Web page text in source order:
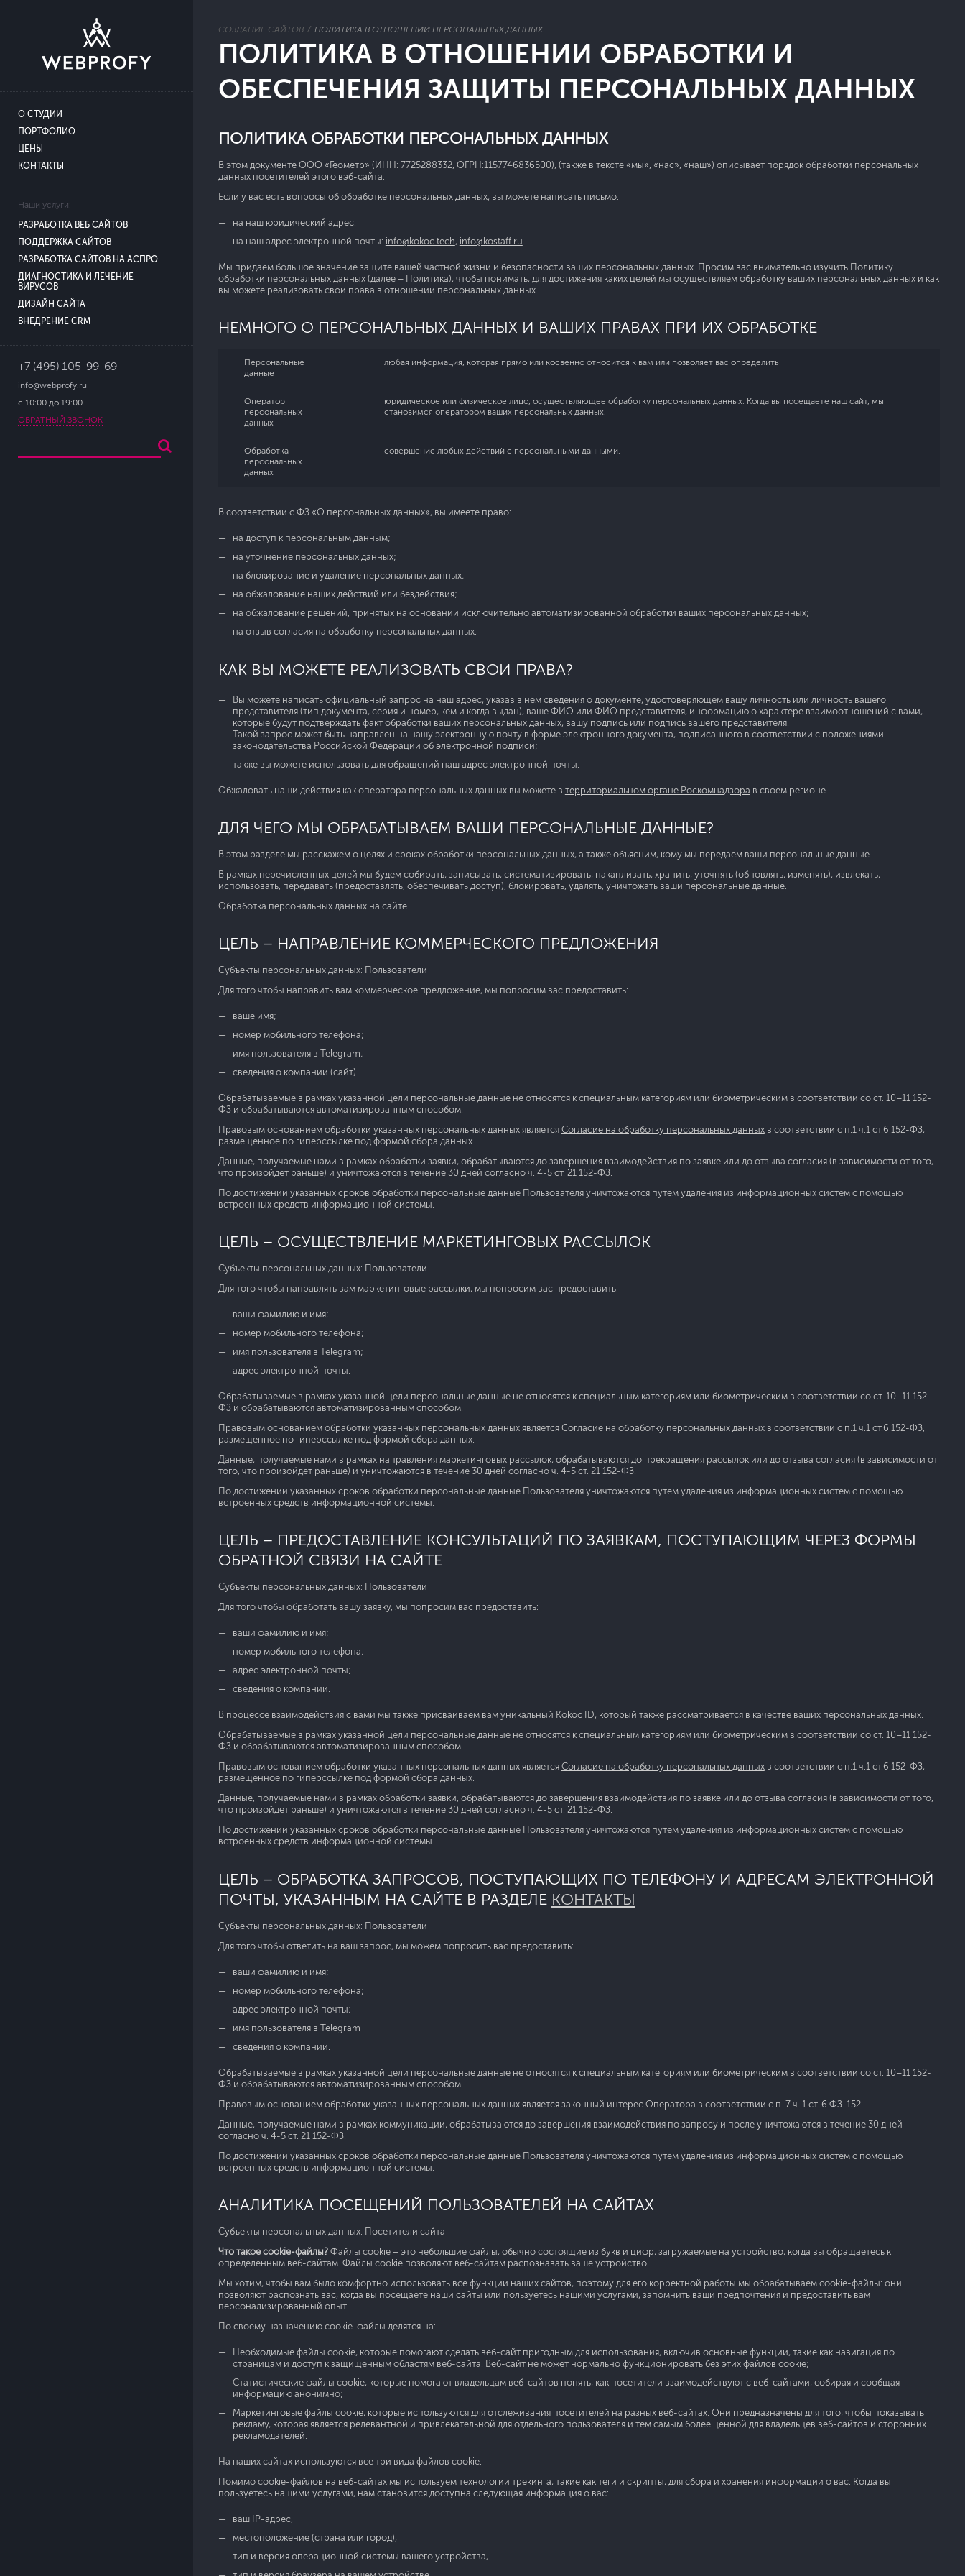
О СТУДИИ
ПОРТФОЛИО
ЦЕНЫ
КОНТАКТЫ
Наши услуги:
РАЗРАБОТКА ВЕБ САЙТОВ
ПОДДЕРЖКА САЙТОВ
РАЗРАБОТКА САЙТОВ НА АСПРО
ДИАГНОСТИКА И ЛЕЧЕНИЕ
ВИРУСОВ
ДИЗАЙН САЙТА
ВНЕДРЕНИЕ CRM
+7 (495) 105-99-69
info@webprofy.ru
с 10:00 до 19:00
ОБРАТНЫЙ ЗВОНОК
СОЗДАНИЕ САЙТОВ ПОЛИТИКА В ОТНОШЕНИИ ПЕРСОНАЛЬНЫХ ДАННЫХ
ПОЛИТИКА В ОТНОШЕНИИ ОБРАБОТКИ И
ОБЕСПЕЧЕНИЯ ЗАЩИТЫ ПЕРСОНАЛЬНЫХ ДАННЫХ
ПОЛИТИКА ОБРАБОТКИ ПЕРСОНАЛЬНЫХ ДАННЫХ
В этом документе ООО «Геометр» (ИНН: 7725288332, ОГРН:1157746836500), (также в тексте «мы», «нас», «наш») описывает порядок обработки персональных
данных посетителей этого вэб-сайта.
Если у вас есть вопросы об обработке персональных данных, вы можете написать письмо:
на наш юридический адрес.
на наш адрес электронной почты: info@kokoc.tech, info@kostaff.ru
Мы придаем большое значение защите вашей частной жизни и безопасности ваших персональных данных. Просим вас внимательно изучить Политику
обработки персональных данных (далее – Политика), чтобы понимать, для достижения каких целей мы осуществляем обработку ваших персональных данных и как
вы можете реализовать свои права в отношении персональных данных.
НЕМНОГО О ПЕРСОНАЛЬНЫХ ДАННЫХ И ВАШИХ ПРАВАХ ПРИ ИХ ОБРАБОТКЕ
Персональные
данные
любая информация, которая прямо или косвенно относится к вам или позволяет вас определить
Оператор
персональных
данных
юридическое или физическое лицо, осуществляющее обработку персональных данных. Когда вы посещаете наш сайт, мы
становимся оператором ваших персональных данных.
Обработка
персональных
данных
совершение любых действий с персональными данными.
В соответствии с ФЗ «О персональных данных», вы имеете право:
на доступ к персональным данным;
на уточнение персональных данных;
на блокирование и удаление персональных данных;
на обжалование наших действий или бездействия;
на обжалование решений, принятых на основании исключительно автоматизированной обработки ваших персональных данных;
на отзыв согласия на обработку персональных данных.
КАК ВЫ МОЖЕТЕ РЕАЛИЗОВАТЬ СВОИ ПРАВА?
Вы можете написать официальный запрос на наш адрес, указав в нем сведения о документе, удостоверяющем вашу личность или личность вашего
представителя (тип документа, серия и номер, кем и когда выдан), ваше ФИО или ФИО представителя, информацию о характере взаимоотношений с вами,
которые будут подтверждать факт обработки ваших персональных данных, вашу подпись или подпись вашего представителя.
Такой запрос может быть направлен на нашу электронную почту в форме электронного документа, подписанного в соответствии с положениями
законодательства Российской Федерации об электронной подписи;
также вы можете использовать для обращений наш адрес электронной почты.
Обжаловать наши действия как оператора персональных данных вы можете в территориальном органе Роскомнадзора в своем регионе.
ДЛЯ ЧЕГО МЫ ОБРАБАТЫВАЕМ ВАШИ ПЕРСОНАЛЬНЫЕ ДАННЫЕ?
В этом разделе мы расскажем о целях и сроках обработки персональных данных, а также объясним, кому мы передаем ваши персональные данные.
В рамках перечисленных целей мы будем собирать, записывать, систематизировать, накапливать, хранить, уточнять (обновлять, изменять), извлекать,
использовать, передавать (предоставлять, обеспечивать доступ), блокировать, удалять, уничтожать ваши персональные данные.
Обработка персональных данных на сайте
ЦЕЛЬ – НАПРАВЛЕНИЕ КОММЕРЧЕСКОГО ПРЕДЛОЖЕНИЯ
Субъекты персональных данных: Пользователи
Для того чтобы направить вам коммерческое предложение, мы попросим вас предоставить:
ваше имя;
номер мобильного телефона;
имя пользователя в Telegram;
сведения о компании (сайт).
Обрабатываемые в рамках указанной цели персональные данные не относятся к специальным категориям или биометрическим в соответствии со ст. 10–11 152-
ФЗ и обрабатываются автоматизированным способом.
Правовым основанием обработки указанных персональных данных является Согласие на обработку персональных данныхв соответствии с п.1 ч.1 ст.6 152-ФЗ,
размещенное по гиперссылке под формой сбора данных.
Данные, получаемые нами в рамках обработки заявки, обрабатываются до завершения взаимодействия по заявке или до отзыва согласия (в зависимости от того,
что произойдет раньше) и уничтожаются в течение 30 дней согласно ч. 4-5 ст. 21 152-ФЗ.
По достижении указанных сроков обработки персональные данные Пользователя уничтожаются путем удаления из информационных систем с помощью
встроенных средств информационной системы.
ЦЕЛЬ – ОСУЩЕСТВЛЕНИЕ МАРКЕТИНГОВЫХ РАССЫЛОК
Субъекты персональных данных: Пользователи
Для того чтобы направлять вам маркетинговые рассылки, мы попросим вас предоставить:
ваши фамилию и имя;
номер мобильного телефона;
имя пользователя в Telegram;
адрес электронной почты.
Обрабатываемые в рамках указанной цели персональные данные не относятся к специальным категориям или биометрическим в соответствии со ст. 10–11 152-
ФЗ и обрабатываются автоматизированным способом.
Правовым основанием обработки указанных персональных данных является Согласие на обработку персональных данныхв соответствии с п.1 ч.1 ст.6 152-ФЗ,
размещенное по гиперссылке под формой сбора данных.
Данные, получаемые нами в рамках направления маркетинговых рассылок, обрабатываются до прекращения рассылок или до отзыва согласия (в зависимости от
того, что произойдет раньше) и уничтожаются в течение 30 дней согласно ч. 4-5 ст. 21 152-ФЗ.
По достижении указанных сроков обработки персональные данные Пользователя уничтожаются путем удаления из информационных систем с помощью
встроенных средств информационной системы.
ЦЕЛЬ – ПРЕДОСТАВЛЕНИЕ КОНСУЛЬТАЦИЙ ПО ЗАЯВКАМ, ПОСТУПАЮЩИМ ЧЕРЕЗ ФОРМЫ
ОБРАТНОЙ СВЯЗИ НА САЙТЕ
Субъекты персональных данных: Пользователи
Для того чтобы обработать вашу заявку, мы попросим вас предоставить:
ваши фамилию и имя;
номер мобильного телефона;
адрес электронной почты;
сведения о компании.
В процессе взаимодействия с вами мы также присваиваем вам уникальный Kokoc ID, который также рассматривается в качестве ваших персональных данных.
Обрабатываемые в рамках указанной цели персональные данные не относятся к специальным категориям или биометрическим в соответствии со ст. 10–11 152-
ФЗ и обрабатываются автоматизированным способом.
Правовым основанием обработки указанных персональных данных является Согласие на обработку персональных данныхв соответствии с п.1 ч.1 ст.6 152-ФЗ,
размещенное по гиперссылке под формой сбора данных.
Данные, получаемые нами в рамках обработки заявки, обрабатываются до завершения взаимодействия по заявке или до отзыва согласия (в зависимости от того,
что произойдет раньше) и уничтожаются в течение 30 дней согласно ч. 4-5 ст. 21 152-ФЗ.
По достижении указанных сроков обработки персональные данные Пользователя уничтожаются путем удаления из информационных систем с помощью
встроенных средств информационной системы.
ЦЕЛЬ – ОБРАБОТКА ЗАПРОСОВ, ПОСТУПАЮЩИХ ПО ТЕЛЕФОНУ И АДРЕСАМ ЭЛЕКТРОННОЙ
ПОЧТЫ, УКАЗАННЫМ НА САЙТЕ В РАЗДЕЛЕ КОНТАКТЫ
Субъекты персональных данных: Пользователи
Для того чтобы ответить на ваш запрос, мы можем попросить вас предоставить:
ваши фамилию и имя;
номер мобильного телефона;
адрес электронной почты;
имя пользователя в Telegram
сведения о компании.
Обрабатываемые в рамках указанной цели персональные данные не относятся к специальным категориям или биометрическим в соответствии со ст. 10–11 152-
ФЗ и обрабатываются автоматизированным способом.
Правовым основанием обработки указанных персональных данных является законный интерес Оператора в соответствии с п. 7 ч. 1 ст. 6 ФЗ-152.
Данные, получаемые нами в рамках коммуникации, обрабатываются до завершения взаимодействия по запросу и после уничтожаются в течение 30 дней
согласно ч. 4-5 ст. 21 152-ФЗ.
По достижении указанных сроков обработки персональные данные Пользователя уничтожаются путем удаления из информационных систем с помощью
встроенных средств информационной системы.
АНАЛИТИКА ПОСЕЩЕНИЙ ПОЛЬЗОВАТЕЛЕЙ НА САЙТАХ
Субъекты персональных данных: Посетители сайта
Что такое cookie-файлы?Файлы cookie – это небольшие файлы, обычно состоящие из букв и цифр, загружаемые на устройство, когда вы обращаетесь к
определенным веб-сайтам. Файлы cookie позволяют веб-сайтам распознавать ваше устройство.
Мы хотим, чтобы вам было комфортно использовать все функции наших сайтов, поэтому для его корректной работы мы обрабатываем cookie-файлы: они
позволяют распознать вас, когда вы посещаете наши сайты или пользуетесь нашими услугами, запомнить ваши предпочтения и предоставить вам
персонализированный опыт.
По своему назначению cookie-файлы делятся на:
Необходимые файлы cookie, которые помогают сделать веб-сайт пригодным для использования, включив основные функции, такие как навигация по
страницам и доступ к защищенным областям веб-сайта. Веб-сайт не может нормально функционировать без этих файлов cookie;
Статистические файлы cookie, которые помогают владельцам веб-сайтов понять, как посетители взаимодействуют с веб-сайтами, собирая и сообщая
информацию анонимно;
Маркетинговые файлы cookie, которые используются для отслеживания посетителей на разных веб-сайтах. Они предназначены для того, чтобы показывать
рекламу, которая является релевантной и привлекательной для отдельного пользователя и тем самым более ценной для владельцев веб-сайтов и сторонних
рекламодателей.
На наших сайтах используются все три вида файлов cookie.
Помимо cookie-файлов на веб-сайтах мы используем технологии трекинга, такие как теги и скрипты, для сбора и хранения информации о вас. Когда вы
пользуетесь нашими услугами, нам становится доступна следующая информация о вас:
ваш IP-адрес,
местоположение (страна или город),
тип и версия операционной системы вашего устройства,